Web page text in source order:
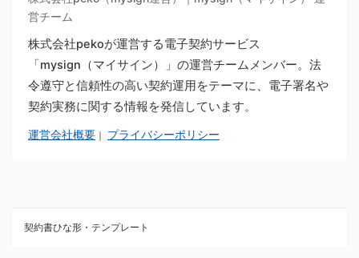
営チーム
株式会社pekoが運営する電子契約サービス
「mysign（マイサイン）」の運営チームメンバー。法
令遵守と信頼性の高い契約運用をテーマに、電子署名や
契約実務に関する情報を発信しています。
運営会社概要 ｜ プライバシーポリシー
契約書ひな形・テンプレート